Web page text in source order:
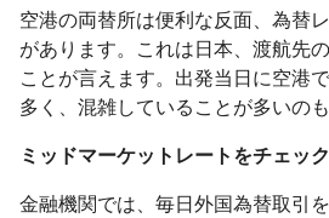
空港の両替所は便利な反面、為替
があります。これは日本、渡航先
ことが言えます。出発当日に空港
多く、混雑していることが多いの
ミッドマーケットレートをチェッ
金融機関では、毎日外国為替取引